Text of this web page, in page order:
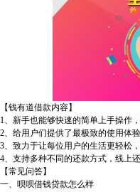
【钱有道借款内容】
1、新手也能够快速的简单上手操作
2、给用户们提供了最极致的使用体
3、致力于让每位用户的生活更轻松
4、支持多种不同的还款方式，线上
【常见问答】
一、呗呗借钱贷款怎么样